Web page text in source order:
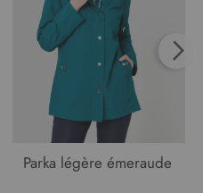
Parka légère émeraude